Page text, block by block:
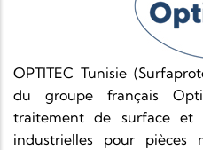
OPTITEC Tunisie
du groupe français
traitement de surface et
industrielles pour pièces